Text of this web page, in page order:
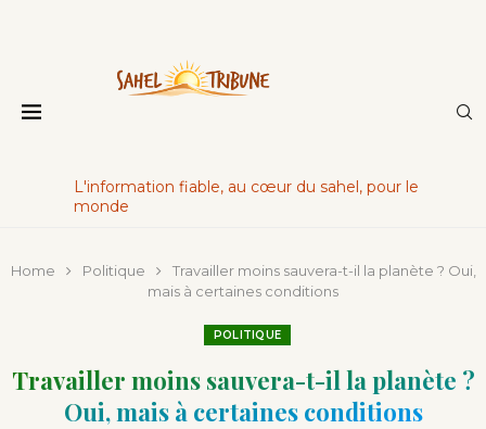
L'information fiable, au cœur du sahel, pour le
monde
Home Politique
Travailler moins sauvera-t-il la planète ? Oui,
mais à certaines conditions
POLITIQUE
Travailler moins sauvera-t-il la planète ?
Oui, mais à certaines conditions